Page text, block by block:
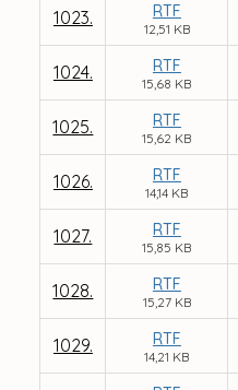
1023. RTF
12,51 KB
1024. RTF
15,68 KB
1025. RTF
15,62 KB
1026. RTF
14,14 KB
1027. RTF
15,85 KB
1028. RTF
15,27 KB
1029. RTF
14,21 KB